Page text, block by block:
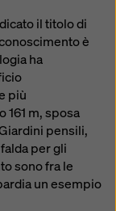
il titolo di
è
ha
più
m, sposa
pensili,
per gli
sono fra le
un esempio